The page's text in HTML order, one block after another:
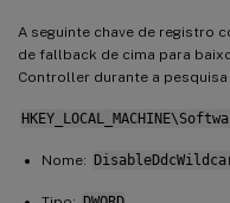
A seguinte chave de registro
de fallback de cima para
Controller durante a pesquisa
Nome: